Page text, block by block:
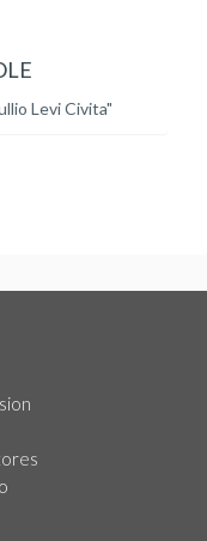
Levi Civita"